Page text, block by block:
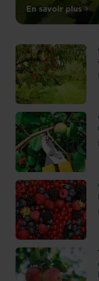
Découvrez
différentes
variétés
de
vignes
ainsi
que
des
conseils
pour
les
entretenir,
les
tailler
et
planter
des
pieds
de
vigne
dans
le
jardin.
En savoir plus
sur